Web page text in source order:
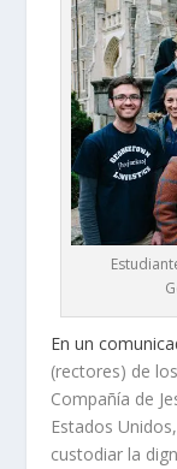
En un
(rectores) de
Compañía de
Estados
custodiar la